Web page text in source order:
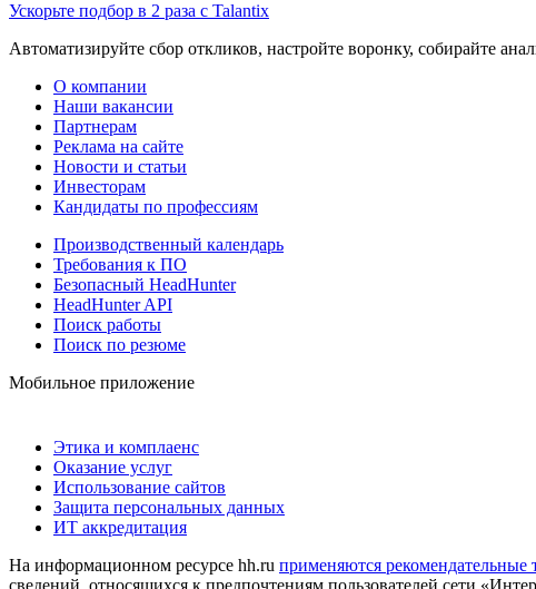
Ускорьте подбор в 2 раза с Talantix
Автоматизируйте сбор откликов, настройте воронку, собирайте
О компании
Наши вакансии
Партнерам
Реклама на сайте
Новости и статьи
Инвесторам
Кандидаты по профессиям
Производственный календарь
Требования к ПО
Безопасный HeadHunter
HeadHunter API
Поиск работы
Поиск по резюме
Мобильное приложение
Этика и комплаенс
Оказание услуг
Использование сайтов
Защита персональных данных
ИТ аккредитация
На информационном ресурсе hh.ru применяются рекомендательные